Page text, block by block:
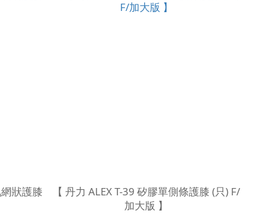
網狀護膝
【 丹力 ALEX T-39 矽膠單側條護膝 (只) F/
加大版 】